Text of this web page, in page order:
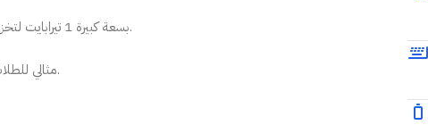
هارد ديسك SSD بسعة كبيرة 1 تيرابايت لتخزين الملفات، الصور، والفيديوهات.
مثالي للطلاب، المصورين، وأصحاب الشغل اللي دايمًا على تنقل.